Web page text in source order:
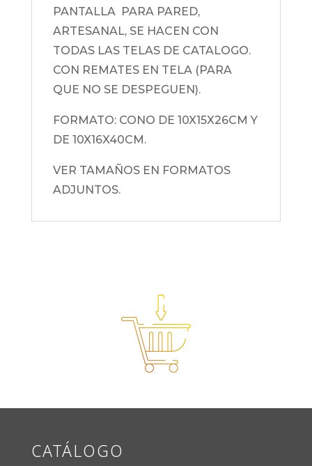
PANTALLA PARA PARED,
ARTESANAL, SE HACEN CON
TODAS LAS TELAS DE CATALOGO.
CON REMATES EN TELA (PARA
QUE NO SE DESPEGUEN).
FORMATO: CONO DE 10X15X26CM Y
DE 10X16X40CM.
VER TAMAÑOS EN FORMATOS
ADJUNTOS.
CATÁLOGO